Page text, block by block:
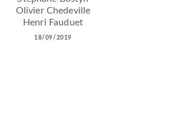
Olivier Chedeville
Henri Fauduet
18/09/2019